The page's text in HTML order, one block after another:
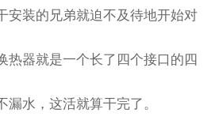
安装的兄弟就迫不及待地开始对
热器就是一个长了四个接口的四
水，这活就算干完了。